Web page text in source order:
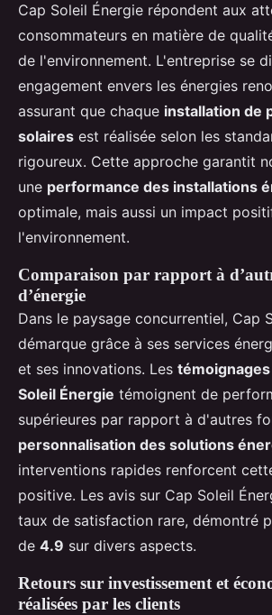
Cap Soleil Énergie répondent aux
consommateurs en matière de
de l'environnement. L'entreprise se
engagement envers les énergies
assurant que chaque installation de
solaires est réalisée selon les
rigoureux. Cette approche garantit
une performance des installations
optimale, mais aussi un impact
l'environnement.
Comparaison par rapport à
d’énergie
Dans le paysage concurrentiel, Cap
démarque grâce à ses services
et ses innovations. Les
Soleil Énergie témoignent de
supérieures par rapport à d'autres
personnalisation des solutions
interventions rapides renforcent
positive. Les avis sur Cap Soleil
taux de satisfaction rare, démontré
de 4.9 sur divers aspects.
Retours sur investissement et
réalisées par les clients